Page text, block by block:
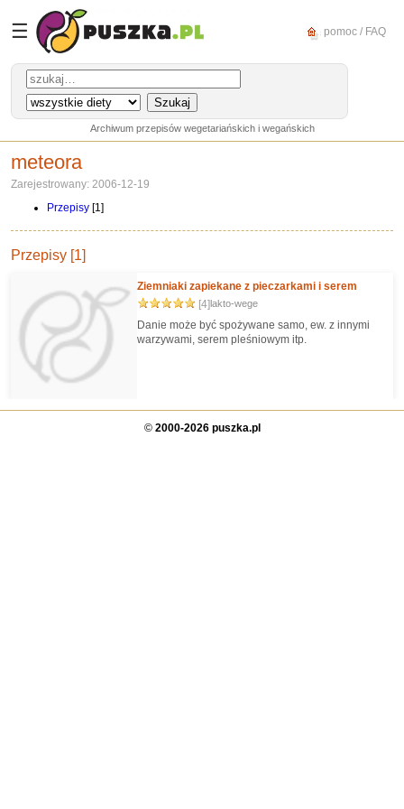
☰ pomoc / FAQ
Archiwum przepisów wegetariańskich i wegańskich
meteora
Zarejestrowany: 2006-12-19
Przepisy [1]
Przepisy [1]
Ziemniaki zapiekane z pieczarkami i serem
[4]lakto-wege
Danie może być spożywane samo, ew. z innymi
warzywami, serem pleśniowym itp.
© 2000-2026 puszka.pl